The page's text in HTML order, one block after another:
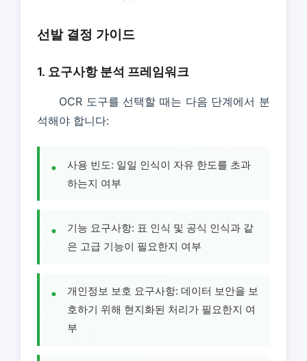
선발 결정 가이드
1. 요구사항 분석 프레임워크
OCR 도구를 선택할 때는 다음 단계에서 분
석해야 합니다:
사용 빈도: 일일 인식이 자유 한도를 초과
하는지 여부
기능 요구사항: 표 인식 및 공식 인식과 같
은 고급 기능이 필요한지 여부
개인정보 보호 요구사항: 데이터 보안을 보
호하기 위해 현지화된 처리가 필요한지 여
부